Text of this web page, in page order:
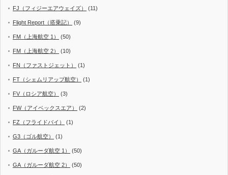
FJ（フィジーエアウェイズ） (11)
Flight Report（搭乗記） (9)
FM（上海航空 1） (50)
FM（上海航空 2） (10)
FN（ファストジェット） (1)
FT（シェムリアップ航空） (1)
FV（ロシア航空） (3)
FW（アイベックスエア） (2)
FZ（フライドバイ） (1)
G3（ゴル航空） (1)
GA（ガルーダ航空 1） (50)
GA（ガルーダ航空 2） (50)